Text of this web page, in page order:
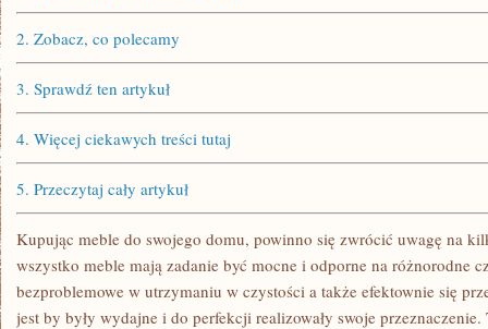
2. Zobacz, co polecamy
3. Sprawdź ten artykuł
4. Więcej ciekawych treści tutaj
5. Przeczytaj cały artykuł
Kupując meble do swojego domu, powinno się zwrócić uwagę na
wszystko meble mają zadanie być mocne i odporne na różnorodne
bezproblemowe w utrzymaniu w czystości a także efektownie się
jest by były wydajne i do perfekcji realizowały swoje